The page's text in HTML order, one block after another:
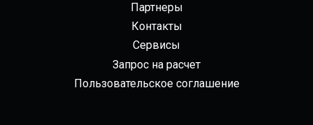
Партнеры
Контакты
Сервисы
Запрос на расчет
Пользовательское соглашение